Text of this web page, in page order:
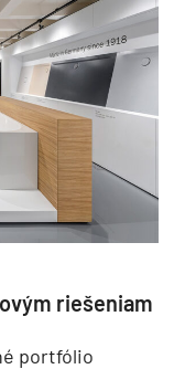
riešeniam
portfólio